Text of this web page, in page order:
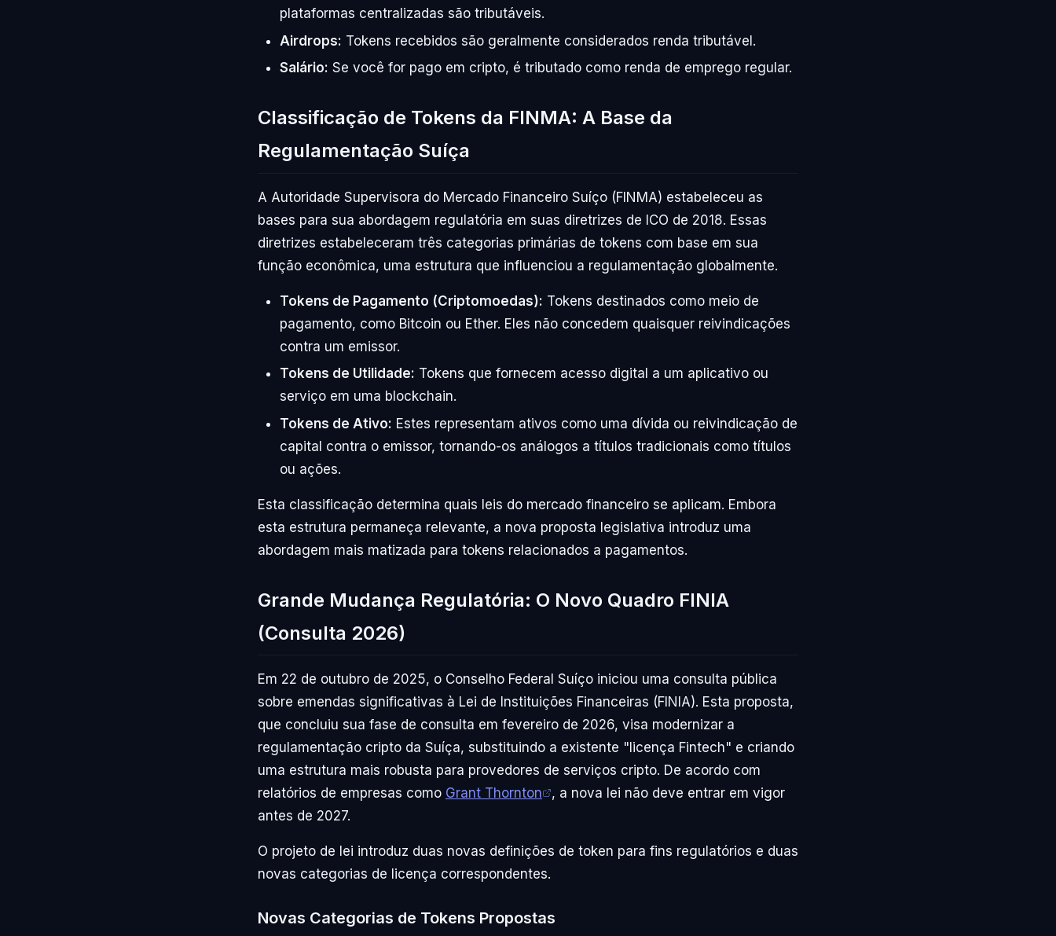
plataformas centralizadas são tributáveis.
Airdrops: Tokens recebidos são geralmente considerados renda tributável.
Salário: Se você for pago em cripto, é tributado como renda de emprego regular.
Classificação de Tokens da FINMA: A Base da
Regulamentação Suíça
A Autoridade Supervisora do Mercado Financeiro Suíço (FINMA) estabeleceu as
bases para sua abordagem regulatória em suas diretrizes de ICO de 2018. Essas
diretrizes estabeleceram três categorias primárias de tokens com base em sua
função econômica, uma estrutura que influenciou a regulamentação globalmente.
Tokens de Pagamento (Criptomoedas): Tokens destinados como meio de
pagamento, como Bitcoin ou Ether. Eles não concedem quaisquer reivindicações
contra um emissor.
Tokens de Utilidade: Tokens que fornecem acesso digital a um aplicativo ou
serviço em uma blockchain.
Tokens de Ativo: Estes representam ativos como uma dívida ou reivindicação de
capital contra o emissor, tornando-os análogos a títulos tradicionais como títulos
ou ações.
Esta classificação determina quais leis do mercado financeiro se aplicam. Embora
esta estrutura permaneça relevante, a nova proposta legislativa introduz uma
abordagem mais matizada para tokens relacionados a pagamentos.
Grande Mudança Regulatória: O Novo Quadro FINIA
(Consulta 2026)
Em 22 de outubro de 2025, o Conselho Federal Suíço iniciou uma consulta pública
sobre emendas significativas à Lei de Instituições Financeiras (FINIA). Esta proposta,
que concluiu sua fase de consulta em fevereiro de 2026, visa modernizar a
regulamentação cripto da Suíça, substituindo a existente "licença Fintech" e criando
uma estrutura mais robusta para provedores de serviços cripto. De acordo com
relatórios de empresas como Grant Thornton
, a nova lei não deve entrar em vigor
antes de 2027.
O projeto de lei introduz duas novas definições de token para fins regulatórios e duas
novas categorias de licença correspondentes.
Novas Categorias de Tokens Propostas